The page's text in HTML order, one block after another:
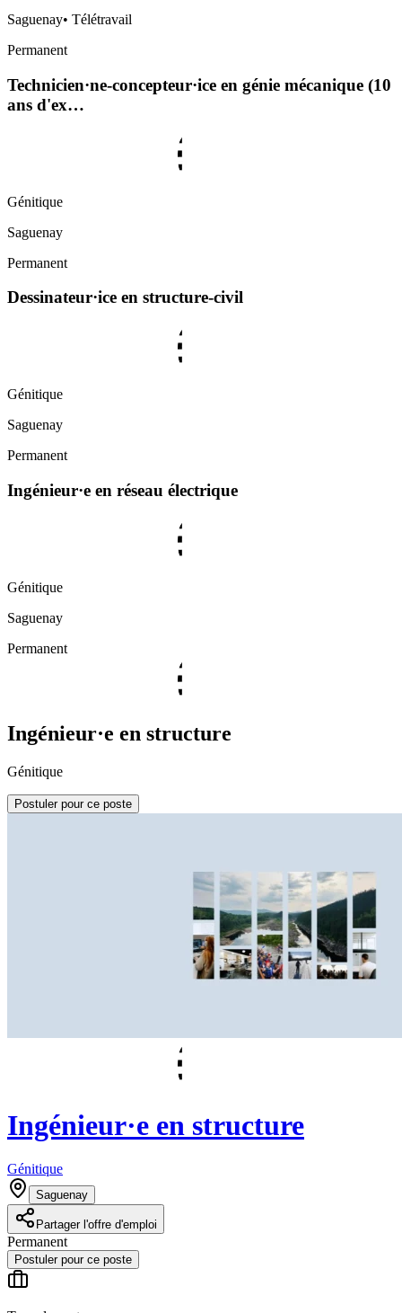
Saguenay• Télétravail
Permanent
Technicien·ne-concepteur·ice en génie mécanique (10
ans d'ex…
Génitique
Saguenay
Permanent
Dessinateur·ice en structure-civil
Génitique
Saguenay
Permanent
Ingénieur·e en réseau électrique
Génitique
Saguenay
Permanent
Ingénieur·e en structure
Génitique
Postuler pour ce poste
Ingénieur·e en structure
Génitique
Saguenay
Partager l'offre d'emploi
Permanent
Postuler pour ce poste